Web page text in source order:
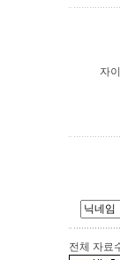
자
전체 자료